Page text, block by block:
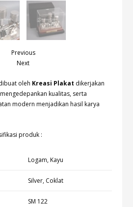
Previous
Next
oleh Kreasi Plakat dikerjakan
kualitas, serta
modern menjadikan hasil karya
produk :
Logam, Kayu
Silver, Coklat
SM 122